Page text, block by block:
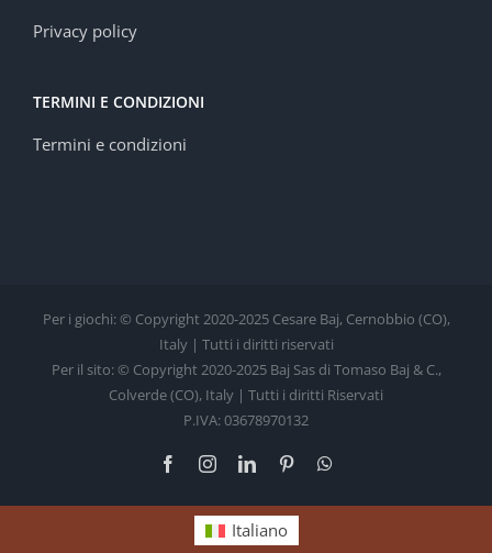
Privacy policy
TERMINI E CONDIZIONI
Termini e condizioni
Per i giochi: © Copyright 2020-2025 Cesare Baj, Cernobbio (CO),
Italy | Tutti i diritti riservati
Per il sito: © Copyright 2020-2025 Baj Sas di Tomaso Baj & C.,
Colverde (CO), Italy | Tutti i diritti Riservati
P.IVA: 03678970132
FacebookInstagramLinkedInPinterest
Italiano